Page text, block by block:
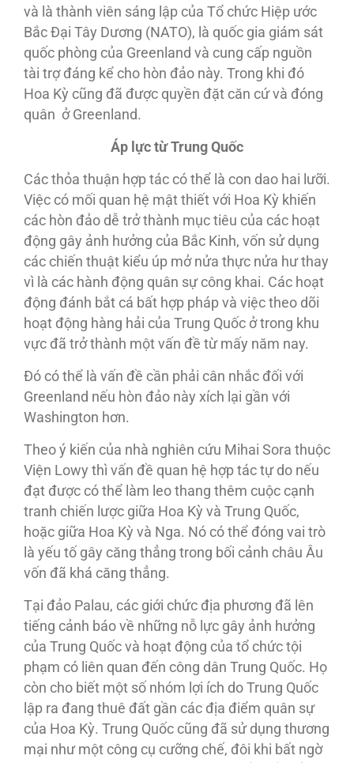
và là thành viên sáng lập của Tổ chức Hiệp ước
Bắc Đại Tây Dương (NATO), là quốc gia giám sát
quốc phòng của Greenland và cung cấp nguồn
tài trợ đáng kể cho hòn đảo này. Trong khi đó
Hoa Kỳ cũng đã được quyền đặt căn cứ và đóng
quân ở Greenland.
Áp lực từTrung Quốc
Các thỏa thuận hợp tác có thể là con dao hai lưỡi.
Việc có mối quan hệ mật thiết với Hoa Kỳ khiến
các hòn đảo dễ trở thành mục tiêu của các hoạt
động gây ảnh hưởng của Bắc Kinh, vốn sử dụng
các chiến thuật kiểu úp mở nửa thực nửa hư thay
vì là các hành động quân sự công khai. Các hoạt
động đánh bắt cá bất hợp pháp và việc theo dõi
hoạt động hàng hải của Trung Quốc ở trong khu
vực đã trở thành một vấn đề từ mấy năm nay.
Đó có thể là vấn đề cần phải cân nhắc đối với
Greenland nếu hòn đảo này xích lại gần với
Washington hơn.
Theo ý kiến của nhà nghiên cứu Mihai Sora thuộc
Viện Lowy thì vấn đề quan hệ hợp tác tự do nếu
đạt được có thể làm leo thang thêm cuộc cạnh
tranh chiến lược giữa Hoa Kỳ và Trung Quốc,
hoặc giữa Hoa Kỳ và Nga. Nó có thể đóng vai trò
là yếu tố gây căng thẳng trong bối cảnh châu Âu
vốn đã khá căng thẳng.
Tại đảo Palau, các giới chức địa phương đã lên
tiếng cảnh báo về những nỗ lực gây ảnh hưởng
của Trung Quốc và hoạt động của tổ chức tội
phạm có liên quan đến công dân Trung Quốc. Họ
còn cho biết một số nhóm lợi ích do Trung Quốc
lập ra đang thuê đất gần các địa điểm quân sự
của Hoa Kỳ. Trung Quốc cũng đã sử dụng thương
mại như một công cụ cưỡng chế, đôi khi bất ngờ